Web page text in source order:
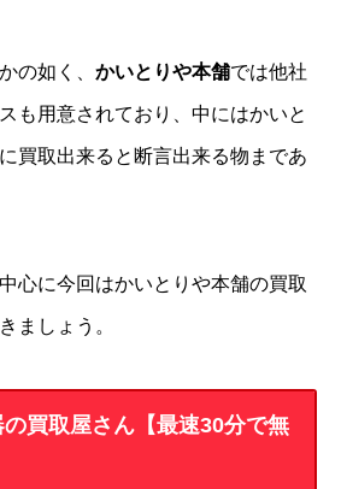
の如く、 かいとりや本舗では他社
も用意されており、中にはかいと
買取出来ると断言出来る物まであ
心に今回はかいとりや本舗の買取
ましょう。
買取屋さん【最速30分で無